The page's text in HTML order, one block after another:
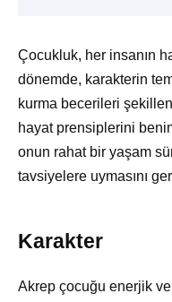
Çocukluk, her insanın
dönemde, karakterin
kurma becerileri
hayat prensiplerini
onun rahat bir yaşam
tavsiyelere uymasını
Karakter
Akrep çocuğu enerjik